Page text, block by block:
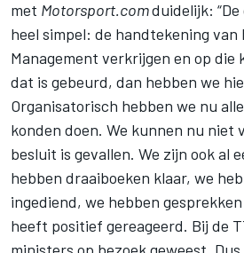
met Motorsport.comduidelijk:
heel simpel: de handtekening van
Management verkrijgen en op die
dat is gebeurd, dan hebben we
Organisatorisch hebben we nu
konden doen. We kunnen nu niet
besluit is gevallen. We zijn ook al
hebben draaiboeken klaar, we
ingediend, we hebben
heeft positief gereageerd. Bij de